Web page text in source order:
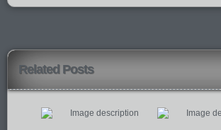
Related Posts